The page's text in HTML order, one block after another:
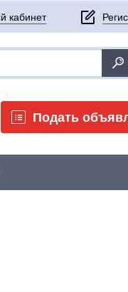
Подать